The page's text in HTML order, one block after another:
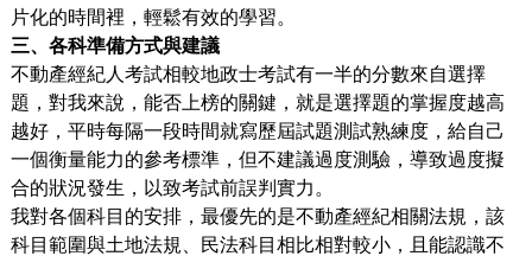
片化的時間裡，輕鬆有效的學習。
三、各科準備方式與建議
不動產經紀人考試相較地政士考試有一半的分數來自選擇
題，對我來說，能否上榜的關鍵，就是選擇題的掌握度越高
越好，平時每隔一段時間就寫歷屆試題測試熟練度，給自己
一個衡量能力的參考標準，但不建議過度測驗，導致過度擬
合的狀況發生，以致考試前誤判實力。
我對各個科目的安排，最優先的是不動產經紀相關法規，該
科目範圍與土地法規、民法科目相比相對較小，且能認識不